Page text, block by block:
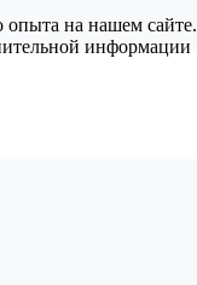
опыта на нашем сайте.
информации